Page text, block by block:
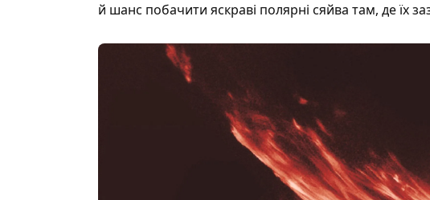
й шанс побачити яскраві полярні сяйва там, де їх